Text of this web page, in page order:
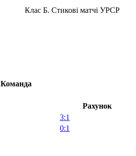
Клас Б. Стикові матчі УРСР
Команда
Рахунок
3:1
0:1